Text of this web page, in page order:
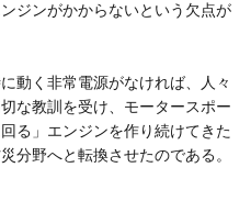
ジンがかからないという欠点が
動く非常電源がなければ、人々
な教訓を受け、モータースポー
る」エンジンを作り続けてきた
分野へと転換させたのである。